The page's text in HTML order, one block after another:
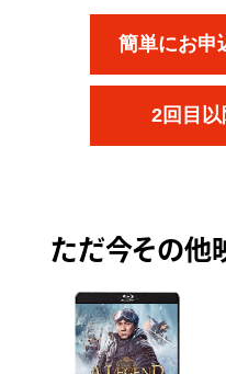
簡単にお申
2回目
ただ今その他